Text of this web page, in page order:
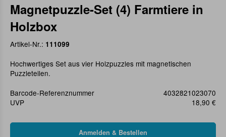
Magnetpuzzle-Set (4) Farmtiere in
Holzbox
Artikel-Nr.: 111099
Hochwertiges Set aus vier Holzpuzzles mit magnetischen
Puzzleteilen.
Barcode-Referenznummer
4032821023070
UVP
18,90 €